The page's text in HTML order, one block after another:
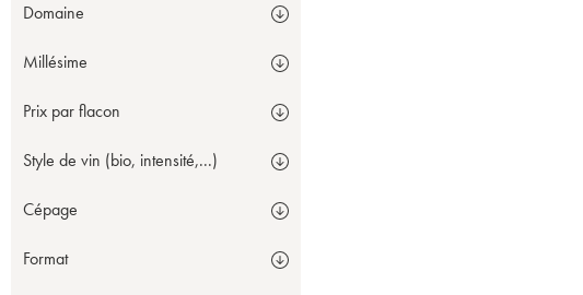
Domaine
Millésime
Prix par flacon
Style de vin (bio, intensité,...)
Cépage
Format